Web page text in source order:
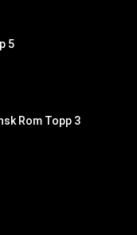
5
Rom Topp 3